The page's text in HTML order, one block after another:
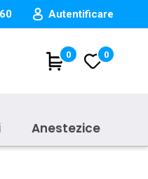
Autentificare
0) 0
Anestezice